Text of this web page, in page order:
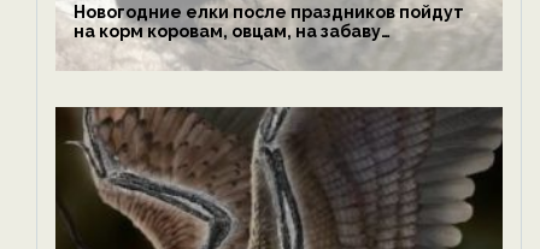
Новогодние елки после праздников пойдут
на корм коровам, овцам, на забаву
обезьянам, львам и леопардам — новости
экологии на ECOportal